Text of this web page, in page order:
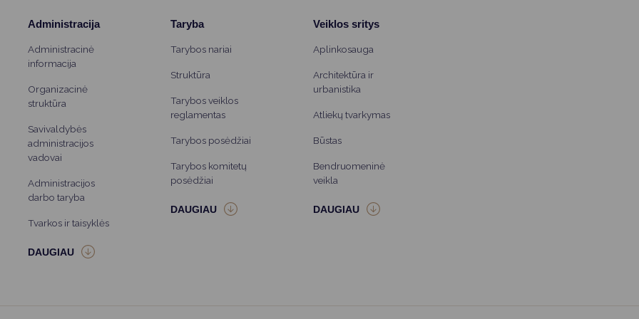
Administracija
Administracinė
informacija
Organizacinė
struktūra
Savivaldybės
administracijos
vadovai
Administracijos
darbo taryba
Tvarkos ir taisyklės
Taryba
Tarybos nariai
Struktūra
Tarybos veiklos
reglamentas
Tarybos posėdžiai
Tarybos komitetų
posėdžiai
Veiklos sritys
Aplinkosauga
Architektūra ir
urbanistika
Atliekų tvarkymas
Būstas
Bendruomeninė
veikla